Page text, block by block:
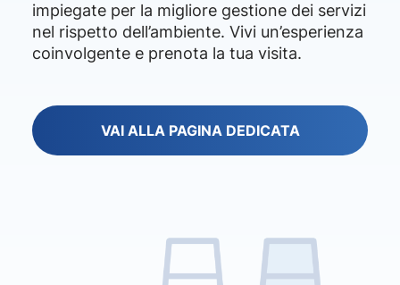
impiegate per la migliore gestione dei servizi
nel rispetto dell’ambiente. Vivi un’esperienza
coinvolgente e prenota la tua visita.
VAI ALLA PAGINA DEDICATA